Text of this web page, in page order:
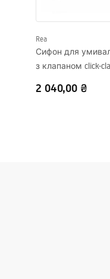
Отвір на
Переливний
Rea
Сифон для
з клапаном click-
2 040,00 ₴